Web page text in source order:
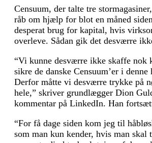
Censuum, der talte tre
råb om hjælp for blot en måned
desperat brug for kapital, hvis
overleve. Sådan gik det desværre
“Vi kunne desværre ikke skaffe nok
sikre de danske Censuum’er i
Derfor måtte vi desværre trykke på
hele,” skriver grundlægger Dion
kommentar på LinkedIn. Han
“For få dage siden kom jeg til
som man kun kender, hvis man skal